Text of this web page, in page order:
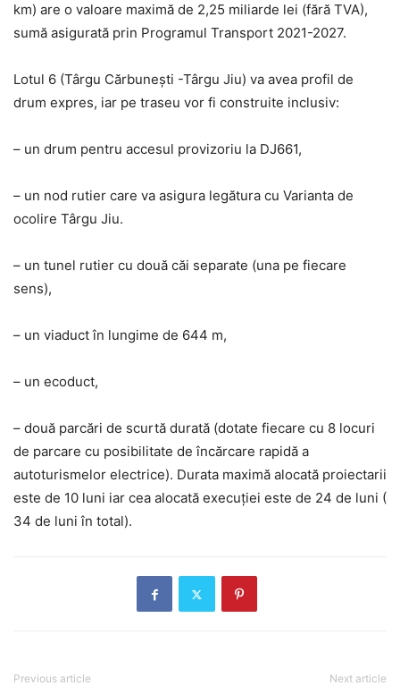
km) are o valoare maximă de 2,25 miliarde lei (fără TVA),
sumă asigurată prin Programul Transport 2021-2027.
Lotul 6 (Târgu Cărbunești -Târgu Jiu) va avea profil de
drum expres, iar pe traseu vor fi construite inclusiv:
– un drum pentru accesul provizoriu la DJ661,
– un nod rutier care va asigura legătura cu Varianta de
ocolire Târgu Jiu.
– un tunel rutier cu două căi separate (una pe fiecare
sens),
– un viaduct în lungime de 644 m,
– un ecoduct,
– două parcări de scurtă durată (dotate fiecare cu 8 locuri
de parcare cu posibilitate de încărcare rapidă a
autoturismelor electrice). Durata maximă alocată proiectarii
este de 10 luni iar cea alocată execuției este de 24 de luni (
34 de luni în total).
Previous article Next article